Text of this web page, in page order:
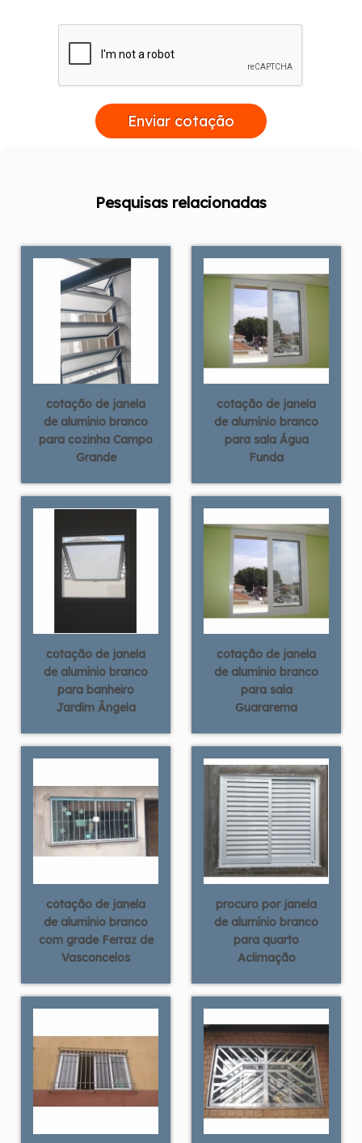
Enviar cotação
Pesquisas relacionadas
cotação de janela
de alumínio branco
para cozinha Campo
Grande
cotação de janela
de alumínio branco
para sala Água
Funda
cotação de janela
de alumínio branco
para banheiro
Jardim Ângela
cotação de janela
de alumínio branco
para sala
Guararema
cotação de janela
de alumínio branco
com grade Ferraz de
Vasconcelos
procuro por janela
de alumínio branco
para quarto
Aclimação